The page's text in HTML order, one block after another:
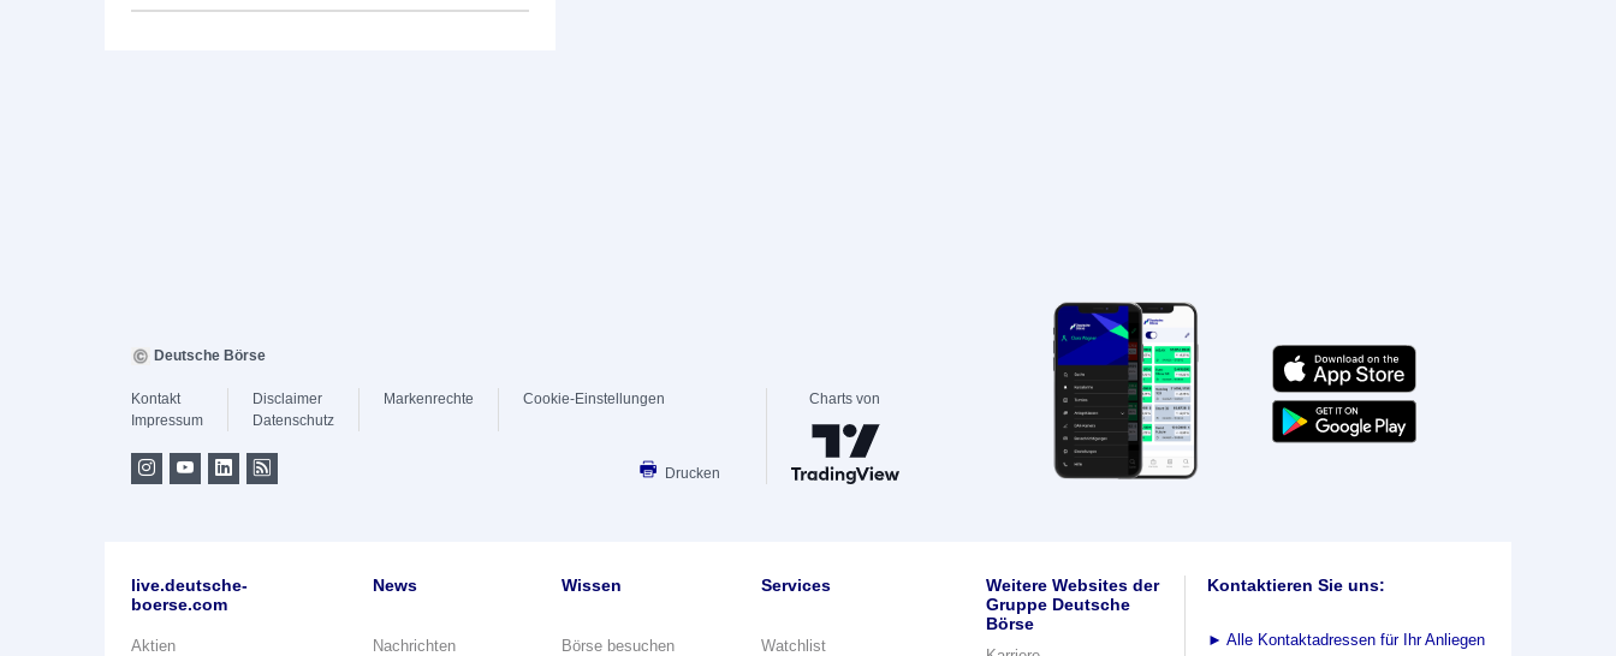
Deutsche Börse
Kontakt
Impressum
Disclaimer
Datenschutz
Markenrechte Cookie-Einstellungen
Drucken
Charts von
live.deutsche-
boerse.com
Aktien
News
Nachrichten
Wissen
Börse besuchen
Services
Watchlist
Weitere Websites der
Gruppe Deutsche
Börse
Kontaktieren Sie uns:
► Alle Kontaktadressen für Ihr Anliegen